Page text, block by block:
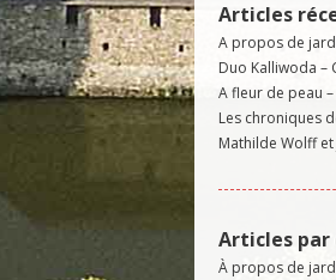
Articles
A propos de
Duo Kalliwoda –
A fleur de peau
Les chroniques
Mathilde Wolff
Articles
À propos de